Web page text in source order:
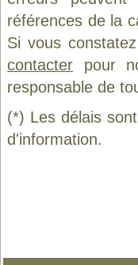
références de la
Si vous
contacter pour
responsable de
(*) Les délais
d'information.